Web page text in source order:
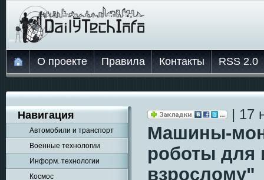
О проекте Правила Контакты RSS 2.0
Навигация
Автомобили и транспорт
Военные технологии
Информ. технологии
Космос
| 17
Машины-
роботы для
взрослому"